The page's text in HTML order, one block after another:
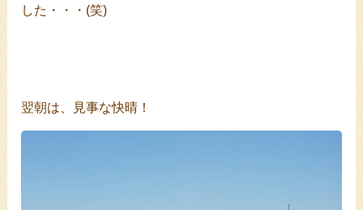
した・・・(笑)
翌朝は、見事な快晴！